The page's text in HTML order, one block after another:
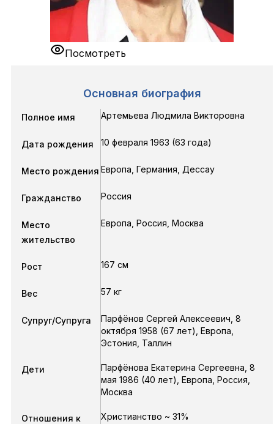
Посмотреть
Основная биография
Полное имя Артемьева Людмила Викторовна
Дата рождения 10 февраля 1963 (63 года)
Место рождения Европа, Германия, Дессау
Гражданство Россия
Место
жительство
Европа, Россия, Москва
Рост 167 см
Вес 57 кг
Супруг/Супруга Парфёнов Сергей Алексеевич 8
октября 1958 (67 лет), Европа,
Эстония, Таллин
Дети Парфёнова Екатерина Сергеевна 8
мая 1986 (40 лет), Европа, Россия,
Москва
Отношения к
Христианство ~ 31%